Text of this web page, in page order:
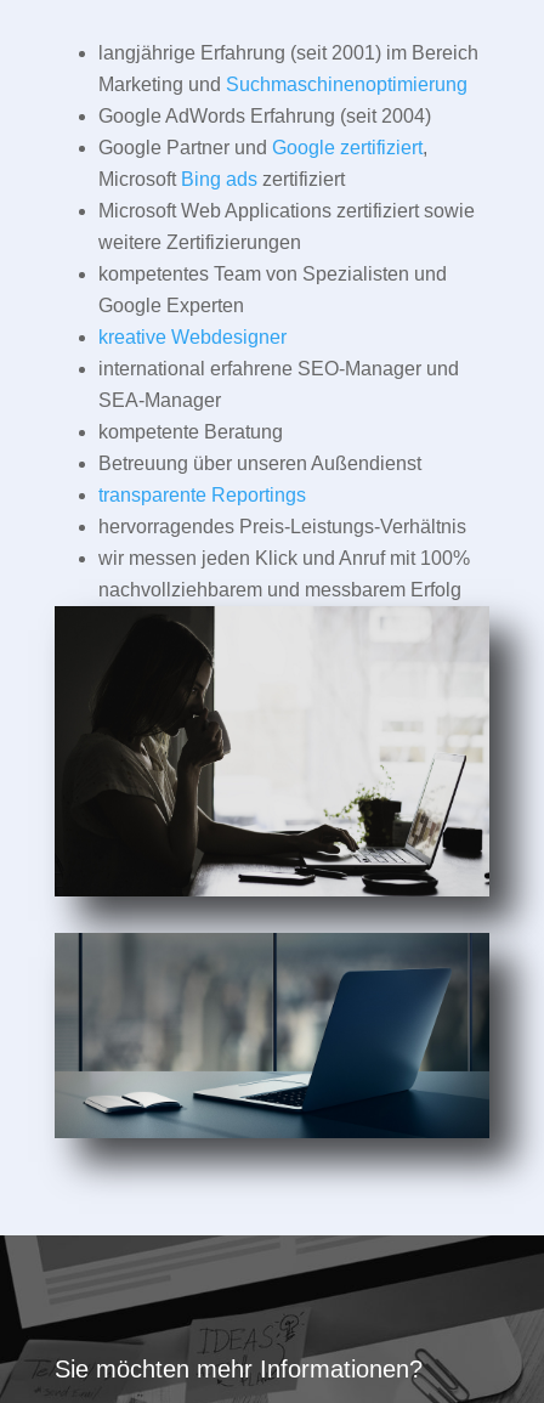
langjährige Erfahrung (seit 2001) im Bereich
Marketing und Suchmaschinenoptimierung
Google AdWords Erfahrung (seit 2004)
Google Partner und Google zertifiziert,
Microsoft Bing adszertifiziert
Microsoft Web Applications zertifiziert sowie
weitere Zertifizierungen
kompetentes Team von Spezialisten und
Google Experten
kreative Webdesigner
international erfahrene SEO-Manager und
SEA-Manager
kompetente Beratung
Betreuung über unseren Außendienst
transparente Reportings
hervorragendes Preis-Leistungs-Verhältnis
wir messen jeden Klick und Anruf mit 100%
nachvollziehbarem und messbarem Erfolg
Sie möchten mehr Informationen?